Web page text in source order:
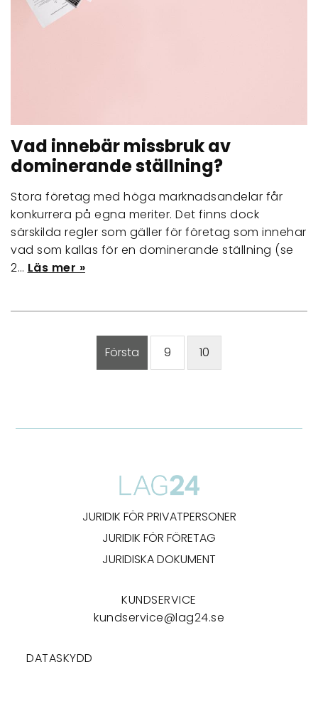
Vad innebär missbruk av
dominerande ställning?
Stora företag med höga marknadsandelar får
konkurrera på egna meriter. Det finns dock
särskilda regler som gäller för företag som innehar
vad som kallas för en dominerande ställning (se ​​
2… Läs mer »
Första 9 10
JURIDIK FÖR PRIVATPERSONER
JURIDIK FÖR FÖRETAG
JURIDISKA DOKUMENT
KUNDSERVICE
kundservice@lag24.se
DATASKYDD